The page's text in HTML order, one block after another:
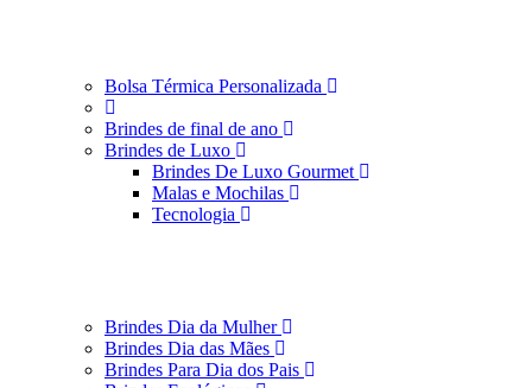
Bolsa Térmica Personalizada
Brindes de final de ano
Brindes de Luxo
Brindes De Luxo Gourmet
Malas e Mochilas
Tecnologia
Brindes Dia da Mulher
Brindes Dia das Mães
Brindes Para Dia dos Pais